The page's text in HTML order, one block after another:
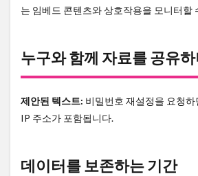
는 임베드 콘텐츠와 상호작용을 모니터할
누구와 함께 자료를 공유
제안된 텍스트: 비밀번호 재설정을 요청하
IP 주소가 포함됩니다.
데이터를 보존하는 기간